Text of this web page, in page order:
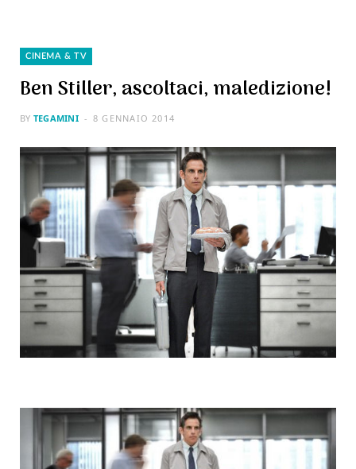
CINEMA & TV
Ben Stiller, ascoltaci, maledizione!
BY TEGAMINI 8 GENNAIO 2014